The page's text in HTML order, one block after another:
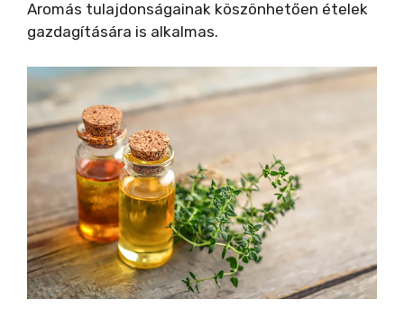
Aromás tulajdonságainak köszönhetően ételek
gazdagítására is alkalmas.